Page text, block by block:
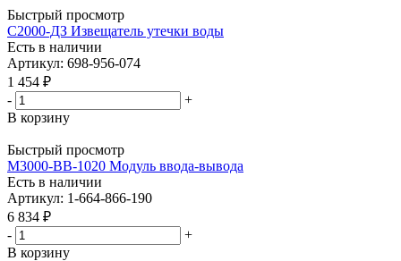
Быстрый просмотр
С2000-ДЗ Извещатель утечки воды
Есть в наличии
Артикул: 698-956-074
1 454 ₽
-
+
В корзину
Быстрый просмотр
М3000-ВВ-1020 Модуль ввода-вывода
Есть в наличии
Артикул: 1-664-866-190
6 834 ₽
-
+
В корзину